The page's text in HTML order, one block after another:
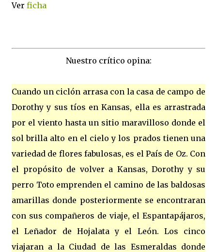
Ver ficha
Nuestro crítico opina:
Cuando un ciclón arrasa con la casa de campo de
Dorothy y sus tíos en Kansas, ella es arrastrada
por el viento hasta un sitio maravilloso donde el
sol brilla alto en el cielo y los prados tienen una
variedad de flores fabulosas, es el País de Oz. Con
el propósito de volver a Kansas, Dorothy y su
perro Toto emprenden el camino de las baldosas
amarillas donde posteriormente se encontraran
con sus compañeros de viaje, el Espantapájaros,
el Leñador de Hojalata y el León. Los cinco
viajaran a la Ciudad de las Esmeraldas donde